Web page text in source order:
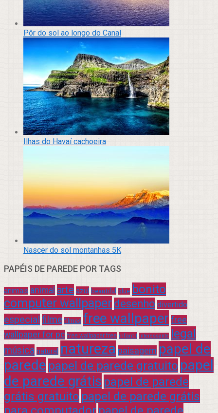
Pôr do sol ao longo do Canal
Ilhas do Havaí cachoeira
Nascer do sol montanhas 5K
PAPÉIS DE PAREDE POR TAGS
animais animal arte azul beautiful blue bonito
computer wallpaper desenho divertido
especial filme filmes free wallpaper free
wallpaper for pc free wallpaper free infantil interessante legal
música natural natureza paisagem papel de
parede papel de parede gratuito papel
de parede grátis papel de parede
grátis gratuito papel de parede grátis
para computador papel de parede